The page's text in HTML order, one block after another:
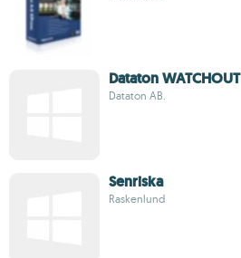
Dataton WATCHOUT
Dataton AB.
Senriska
Raskenlund